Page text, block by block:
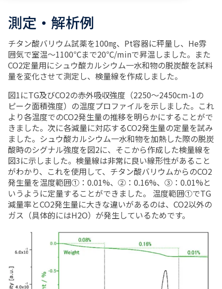
測定・解析例
チタン酸バリウム試薬を100㎎、Pt容器に秤量し、He雰
囲気で室温～1100℃まで20℃/minで昇温しました。また
CO2定量用にシュウ酸カルシウム一水和物の脱炭酸を試料
量を変化させて測定し、検量線を作成しました。
図1にTG及びCO2の赤外吸収強度（2250～2450cm-1の
ピーク面積強度）の温度プロファイルを示しました。これ
より各温度でのCO2発生量の推移を明らかにすることがで
きました。次に各減量に対応するCO2発生量の定量を試み
ました。シュウ酸カルシウム一水和物を加熱した際の脱炭
酸時のシグナル強度を図2に、そこから作成した検量線を
図3に示しました。検量線は非常に良い線形性があること
がわかり、これを使用して、チタン酸バリウムからのCO2
発生量を温度範囲①：0.01%、②：0.16%、③：0.01%と
いうように定量することができました。 温度範囲①でTG
減量率とCO2発生量に大きな違いがあるのは、CO2以外の
ガス（具体的にはH2O）が発生しているためです。